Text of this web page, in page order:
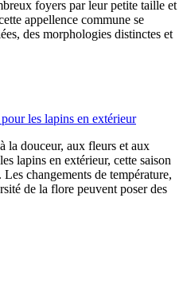
foyers par leur petite taille et
appellence commune se
des morphologies distinctes et
les lapins en extérieur
la douceur, aux fleurs et aux
lapins en extérieur, cette saison
changements de température,
de la flore peuvent poser des